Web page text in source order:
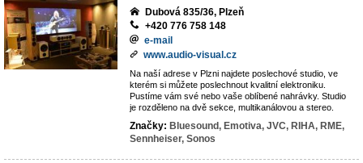
Dubová 835/36, Plzeň
+420 776 758 148
e-mail
www.audio-visual.cz
Na naší adrese v Plzni najdete poslechové studio, ve
kterém si můžete poslechnout kvalitní elektroniku.
Pustíme vám své nebo vaše oblíbené nahrávky. Studio
je rozděleno na dvě sekce, multikanálovou a stereo.
Značky: Bluesound, Emotiva, JVC, RIHA, RME,
Sennheiser, Sonos